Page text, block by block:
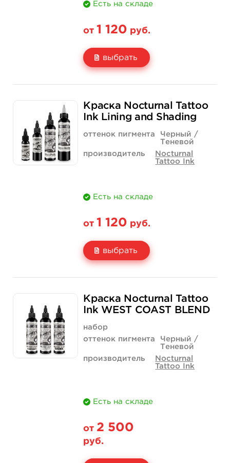
Есть на складе
от 1 120 руб.
выбрать
Количество
1 120 руб.
купить
1 960 руб.
нет на складе
Краска Nocturnal Tattoo
Ink Lining and Shading
оттенок пигмента
Черный /
Теневой
производитель
Nocturnal
Tattoo Ink
Есть на складе
от 1 120 руб.
выбрать
Количество
1 120 руб.
купить
1 960 руб.
Краска Nocturnal Tattoo
Ink WEST COAST BLEND
набор
оттенок пигмента
Черный /
Теневой
производитель
Nocturnal
Tattoo Ink
Есть на складе
от 2 500
руб.